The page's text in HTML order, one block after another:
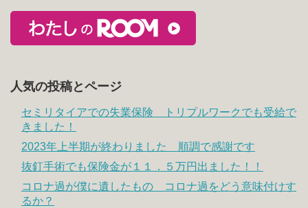
人気の投稿とページ
セミリタイアでの失業保険 トリプルワークでも受給で
きました！
2023年上半期が終わりました 順調で感謝です
抜釘手術でも保険金が１１．５万円出ました！！
コロナ過が僕に遺したもの コロナ過をどう意味付けす
るか？